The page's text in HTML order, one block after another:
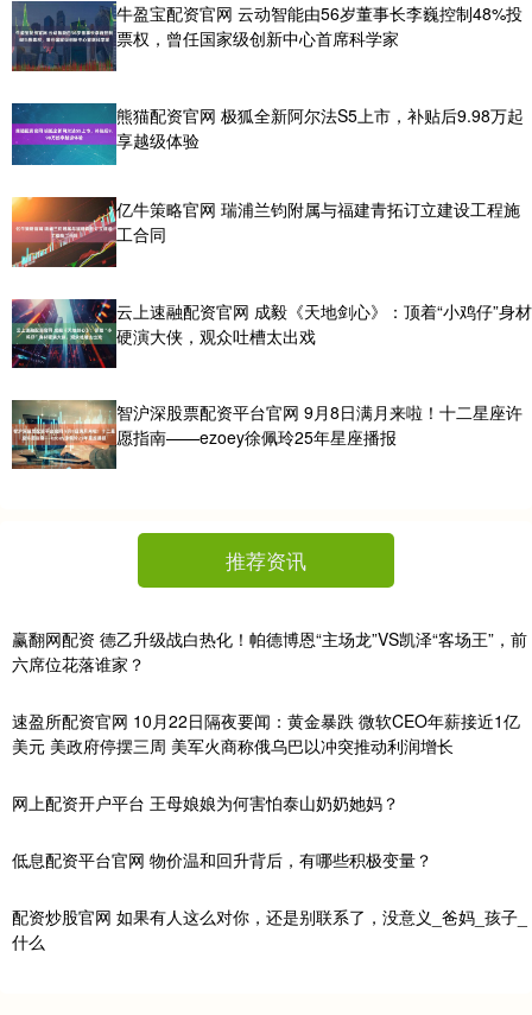
牛盈宝配资官网 云动智能由56岁董事长李巍控制48%投
票权，曾任国家级创新中心首席科学家
熊猫配资官网 极狐全新阿尔法S5上市，补贴后9.98万起
享越级体验
亿牛策略官网 瑞浦兰钧附属与福建青拓订立建设工程施
工合同
云上速融配资官网 成毅《天地剑心》：顶着“小鸡仔”身材
硬演大侠，观众吐槽太出戏
智沪深股票配资平台官网 9月8日满月来啦！十二星座许
愿指南——ezoey徐佩玲25年星座播报
推荐资讯
赢翻网配资 德乙升级战白热化！帕德博恩“主场龙”VS凯泽“客场王”，前
六席位花落谁家？
速盈所配资官网 10月22日隔夜要闻：黄金暴跌 微软CEO年薪接近1亿
美元 美政府停摆三周 美军火商称俄乌巴以冲突推动利润增长
网上配资开户平台 王母娘娘为何害怕泰山奶奶她妈？
低息配资平台官网 物价温和回升背后，有哪些积极变量？
配资炒股官网 如果有人这么对你，还是别联系了，没意义_爸妈_孩子_
什么